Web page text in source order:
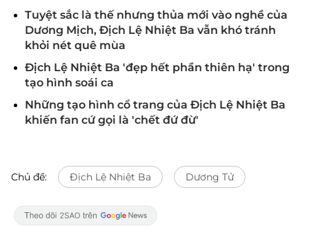
Tuyệt sắc là thế nhưng thủa mới vào nghề của
Dương Mịch, Địch Lệ Nhiệt Ba vẫn khó tránh
khỏi nét quê mùa
Địch Lệ Nhiệt Ba 'đẹp hết phần thiên hạ' trong
tạo hình soái ca
Những tạo hình cổ trang của Địch Lệ Nhiệt Ba
khiến fan cứ gọi là 'chết đứ đừ'
Chủ đề: Địch Lệ Nhiệt Ba Dương Tử